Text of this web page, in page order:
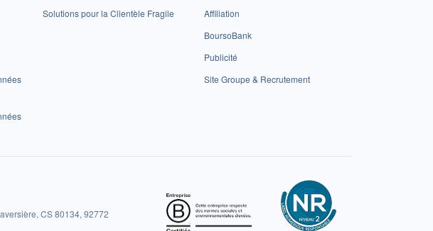
Solutions pour la Clientèle Fragile
Affiliation
BoursoBank
Publicité
Site Groupe & Recrutement
CS 80134, 92772